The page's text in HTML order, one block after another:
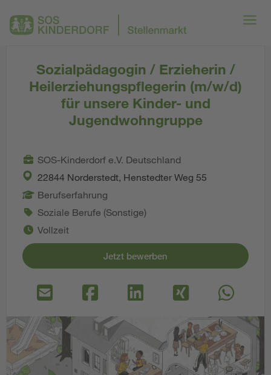
Sozialpädagogin / Erzieherin /
Heilerziehungspflegerin (m/w/d)
für unsere Kinder- und
Jugendwohngruppe
SOS-Kinderdorf e.V. Deutschland
22844 Norderstedt, Henstedter Weg 55
Berufserfahrung
Soziale Berufe (Sonstige)
Vollzeit
Jetzt bewerben